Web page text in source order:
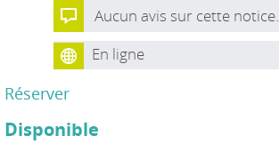
Aucun avis sur cette notice.
En ligne
Réserver
Disponible